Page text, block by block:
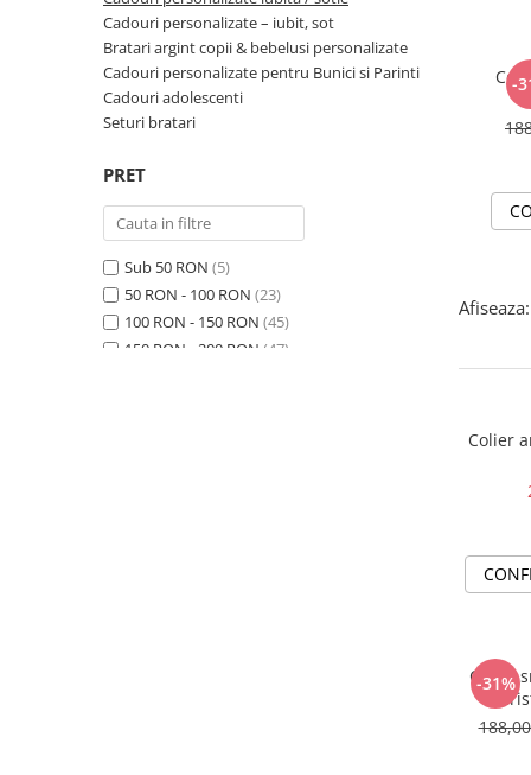
Cadouri personalizate – iubit, sot
Bratari argint copii & bebelusi personalizate
Cadouri personalizate pentru Bunici si Parinti
Cadouri adolescenti
Seturi bratari
PRET
Sub 50 RON (5)
50 RON - 100 RON (23)
100 RON - 150 RON (45)
150 RON - 200 RON (47)
-
Afiseaza:
Colier
-31%
Colier